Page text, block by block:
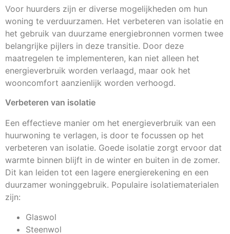
Voor huurders zijn er diverse mogelijkheden om hun
woning te verduurzamen. Het verbeteren van isolatie en
het gebruik van duurzame energiebronnen vormen twee
belangrijke pijlers in deze transitie. Door deze
maatregelen te implementeren, kan niet alleen het
energieverbruik worden verlaagd, maar ook het
wooncomfort aanzienlijk worden verhoogd.
Verbeteren van isolatie
Een effectieve manier om het energieverbruik van een
huurwoning te verlagen, is door te focussen op het
verbeteren van isolatie. Goede isolatie zorgt ervoor dat
warmte binnen blijft in de winter en buiten in de zomer.
Dit kan leiden tot een lagere energierekening en een
duurzamer woninggebruik. Populaire isolatiematerialen
zijn:
Glaswol
Steenwol